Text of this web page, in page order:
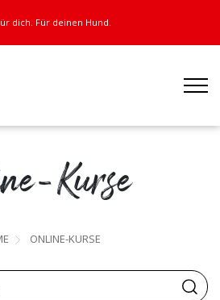
dich. Für deinen Hund.
Kurse
ONLINE-KURSE